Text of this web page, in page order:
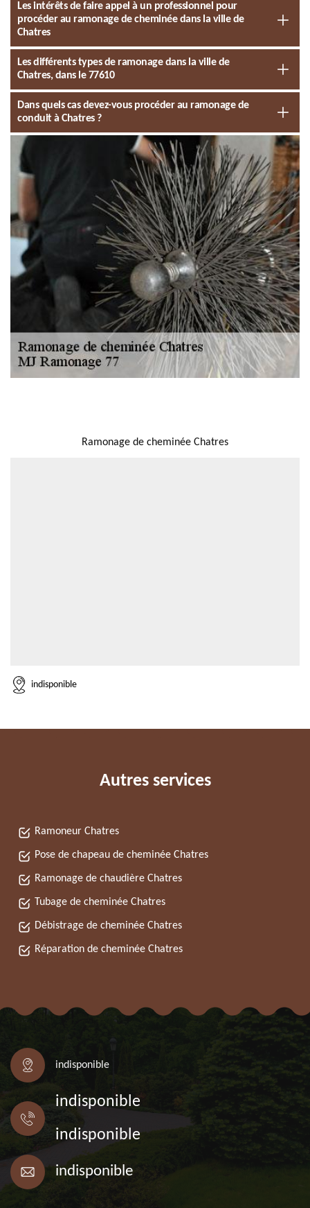
Les intérêts de faire appel à un professionnel pour
procéder au ramonage de cheminée dans la ville de
Chatres
Les différents types de ramonage dans la ville de
Chatres, dans le 77610
Dans quels cas devez-vous procéder au ramonage de
conduit à Chatres ?
Ramonage de cheminée Chatres
indisponible
Autres services
Ramoneur Chatres
Pose de chapeau de cheminée Chatres
Ramonage de chaudière Chatres
Tubage de cheminée Chatres
Débistrage de cheminée Chatres
Réparation de cheminée Chatres
indisponible
indisponible
indisponible
indisponible